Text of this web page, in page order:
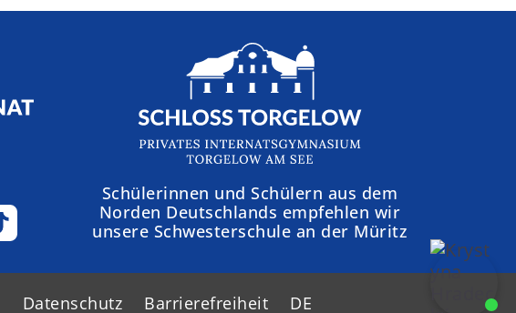
Schülerinnen und Schülern aus dem
Norden Deutschlands empfehlen wir
unsere Schwesterschule an der Müritz
Datenschutz Barrierefreiheit DE